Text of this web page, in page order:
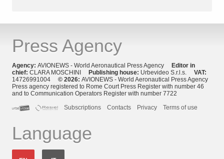
Press Agency
Agency: AVIONEWS - World Aeronautical Press Agency
Editor in
chief: CLARA MOSCHINI Publishing house: Urbevideo S.r.l.s. VAT:
14726991004 © 2026: AVIONEWS - World Aeronautical Press Agency
Press agency registered to Rome Court Press Register with number 46
and to Communication Operators Register with number 7722
Subscriptions
Contacts Privacy Terms of use
Language